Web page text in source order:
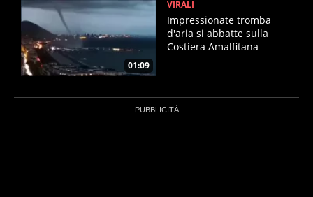
01:09
VIRALI
Impressionate tromba
d'aria si abbatte sulla
Costiera Amalfitana